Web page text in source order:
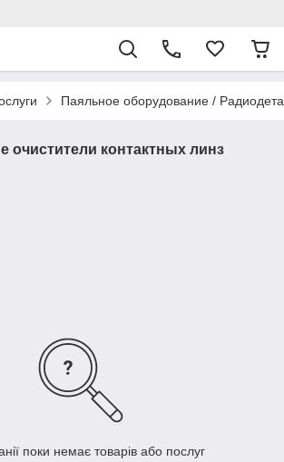
Паяльное оборудование /
очистители контактных линз
поки немає товарів або послуг